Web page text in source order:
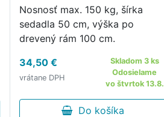
Nosnosť max. 150 kg, šírka
sedadla 50 cm, výška po
drevený rám 100 cm.
34,50 €
vrátane DPH
Skladom 3 ks
Odosielame
vo štvrtok 13.8.
Do košíka